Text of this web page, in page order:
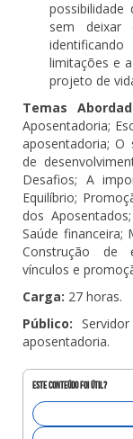
sem deixar
limitações e
projeto de
Temas
Aposentadoria;
aposentadoria; O
de
Desafios; A
Equilíbrio;
dos
Saúde financeira;
Construção de
vínculos e
Carga: 27 horas.
Público:
aposentadoria.
Este conteúdo foi útil?